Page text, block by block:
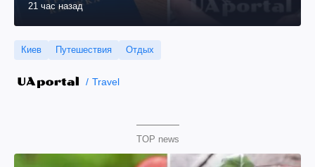
21 час назад
Киев Путешествия Отдых
Travel
TOP news